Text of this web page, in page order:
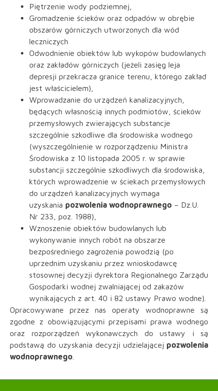
Piętrzenie wody podziemnej,
Gromadzenie ścieków oraz odpadów w obrębie
obszarów górniczych utworzonych dla wód
leczniczych
Odwodnienie obiektów lub wykopów budowlanych
oraz zakładów górniczych (jeżeli zasięg leja
depresji przekracza granice terenu, którego zakład
jest właścicielem),
Wprowadzanie do urządzeń kanalizacyjnych,
będących własnością innych podmiotów, ścieków
przemysłowych zwierających substancje
szczególnie szkodliwe dla środowiska wodnego
(wyszczególnienie w rozporządzeniu Ministra
Środowiska z 10 listopada 2005 r. w sprawie
substancji szczególnie szkodliwych dla środowiska,
których wprowadzenie w ściekach przemysłowych
do urządzeń kanalizacyjnych wymaga
uzyskania pozwolenia wodnoprawnego – Dz.U.
Nr 233, poz. 1988),
Wznoszenie obiektów budowlanych lub
wykonywanie innych robót na obszarze
bezpośredniego zagrożenia powodzią (po
uprzednim uzyskaniu przez wnioskodawcę
stosownej decyzji dyrektora Regionalnego Zarządu
Gospodarki wodnej zwalniającej od zakazów
wynikających z art. 40 i 82 ustawy Prawo wodne).
Opracowywane przez nas operaty wodnoprawne są
zgodne z obowiązującymi przepisami prawa wodnego
oraz rozporządzeń wykonawczych do ustawy i są
podstawą do uzyskania decyzji udzielającej pozwolenia
wodnoprawnego